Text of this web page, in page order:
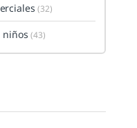
(32)
niños(43)